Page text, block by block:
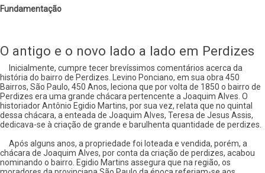
Fundamentação
O antigo e o novo lado a lado em Perdizes
Inicialmente, cumpre tecer brevíssimos comentários acerca da
história do bairro de Perdizes. Levino Ponciano, em sua obra 450
Bairros, São Paulo, 450 Anos, leciona que por volta de 1850 o bairro de
Perdizes era uma grande chácara pertencente a Joaquim Alves. O
historiador Antônio Egidio Martins, por sua vez, relata que no quintal
dessa chácara, a enteada de Joaquim Alves, Teresa de Jesus Assis,
dedicava-se à criação de grande e barulhenta quantidade de perdizes.
Após alguns anos, a propriedade foi loteada e vendida, porém, a
chácara de Joaquim Alves, por conta da criação de perdizes, acabou
nominando o bairro. Egidio Martins assegura que na região, os